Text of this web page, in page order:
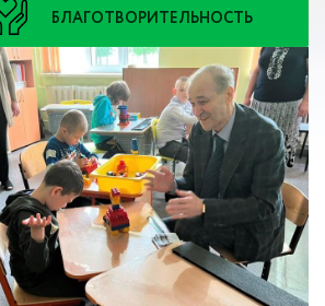
БЛАГОТВОРИТЕЛЬНОСТЬ